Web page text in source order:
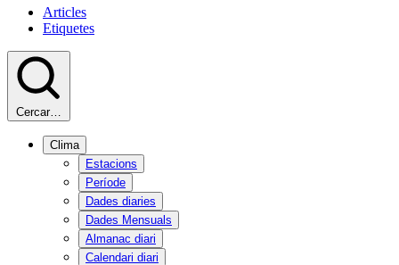
Articles
Etiquetes
Cercar…
Clima
Estacions
Període
Dades diaries
Dades Mensuals
Almanac diari
Calendari diari